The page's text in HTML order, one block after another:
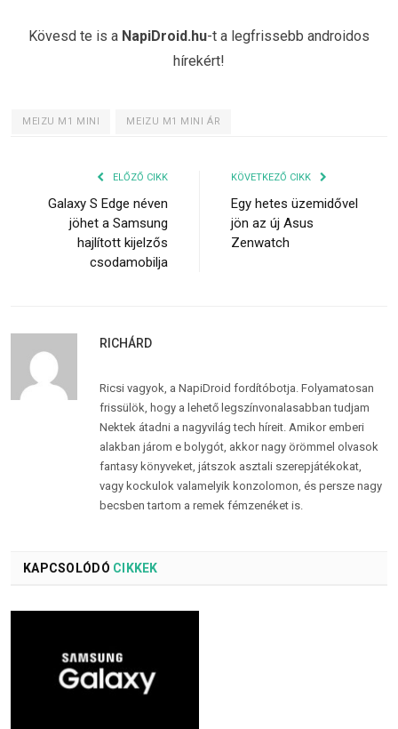
Kövesd te is a NapiDroid.hu-t a legfrissebb androidos
hírekért!
MEIZU M1 MINI MEIZU M1 MINI ÁR
ELŐZŐ CIKK
Galaxy S Edge néven
jöhet a Samsung
hajlított kijelzős
csodamobilja
KÖVETKEZŐ CIKK
Egy hetes üzemidővel
jön az új Asus
Zenwatch
RICHÁRD
Ricsi vagyok, a NapiDroid fordítóbotja. Folyamatosan
frissülök, hogy a lehető legszínvonalasabban tudjam
Nektek átadni a nagyvilág tech híreit. Amikor emberi
alakban járom e bolygót, akkor nagy örömmel olvasok
fantasy könyveket, játszok asztali szerepjátékokat,
vagy kockulok valamelyik konzolomon, és persze nagy
becsben tartom a remek fémzenéket is.
KAPCSOLÓDÓ CIKKEK